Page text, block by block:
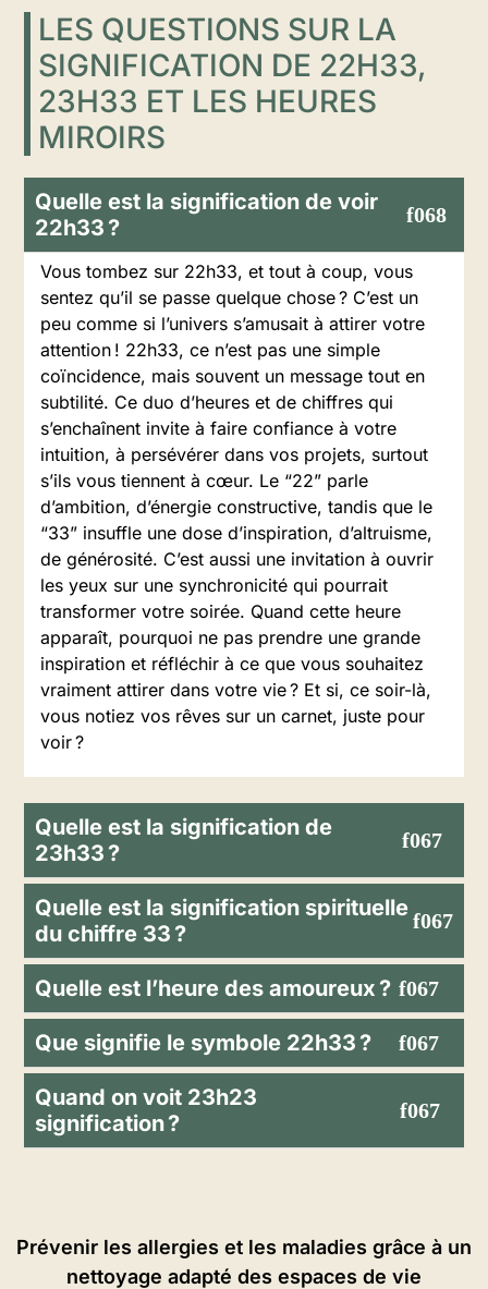
LES QUESTIONS SUR LA
SIGNIFICATION DE 22H33,
23H33 ET LES HEURES
MIROIRS
Quelle est la signification de voir
22h33 ?
Vous tombez sur 22h33, et tout à coup, vous
sentez qu’il se passe quelque chose ? C’est un
peu comme si l’univers s’amusait à attirer votre
attention ! 22h33, ce n’est pas une simple
coïncidence, mais souvent un message tout en
subtilité. Ce duo d’heures et de chiffres qui
s’enchaînent invite à faire confiance à votre
intuition, à persévérer dans vos projets, surtout
s’ils vous tiennent à cœur. Le “22” parle
d’ambition, d’énergie constructive, tandis que le
“33” insuffle une dose d’inspiration, d’altruisme,
de générosité. C’est aussi une invitation à ouvrir
les yeux sur une synchronicité qui pourrait
transformer votre soirée. Quand cette heure
apparaît, pourquoi ne pas prendre une grande
inspiration et réfléchir à ce que vous souhaitez
vraiment attirer dans votre vie ? Et si, ce soir-là,
vous notiez vos rêves sur un carnet, juste pour
voir ?
Quelle est la signification de
23h33 ?
Quelle est la signification spirituelle
du chiffre 33 ?
Quelle est l’heure des amoureux ?
Que signifie le symbole 22h33 ?
Quand on voit 23h23
signification ?
Prévenir les allergies et les maladies grâce à un
nettoyage adapté des espaces de vie